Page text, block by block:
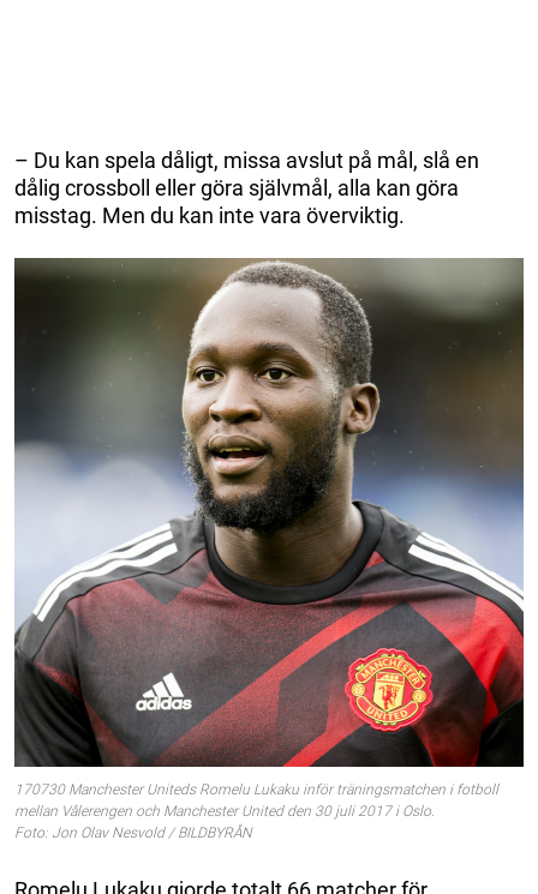
– Du kan spela dåligt, missa avslut på mål, slå en
dålig crossboll eller göra självmål, alla kan göra
misstag. Men du kan inte vara överviktig.
170730 Manchester Uniteds Romelu Lukaku inför träningsmatchen i fotboll
mellan Vålerengen och Manchester United den 30 juli 2017 i Oslo.
Foto: Jon Olav Nesvold / BILDBYRÅN